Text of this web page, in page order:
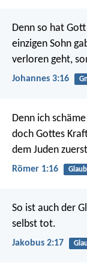
Denn so hat
einzigen Sohn
verloren geht,
Johannes 3:16
Denn ich
doch Gottes
dem Juden
Römer 1:16
So ist auch der
selbst tot.
Jakobus 2:17